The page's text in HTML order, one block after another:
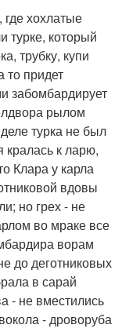
где хохлатые
турке, который
трубку, купи
то придет
забомбардирует
рылом
турка не был
кралась к ларю,
Клара у карла
вдовы
но грех - не
во мраке все
ворам
до деготниковых
в сарай
- не вместились
- дроворуба